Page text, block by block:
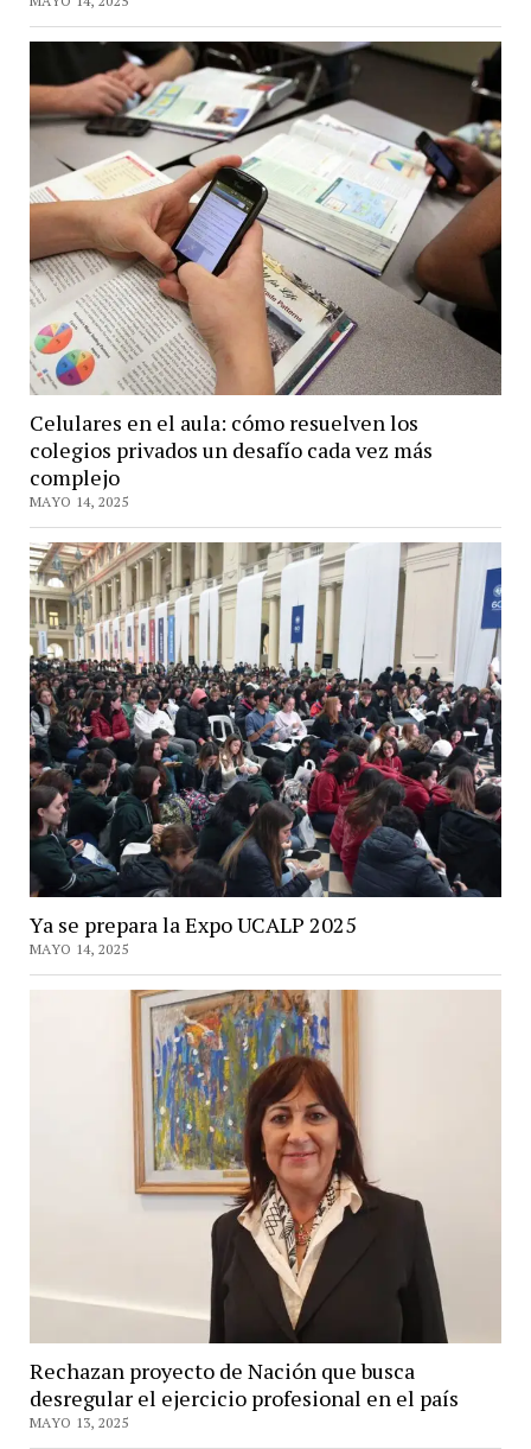
Celulares en el aula: cómo resuelven los
colegios privados un desafío cada vez más
complejo
MAYO 14, 2025
Ya se prepara la Expo UCALP 2025
MAYO 14, 2025
Rechazan proyecto de Nación que busca
desregular el ejercicio profesional en el país
MAYO 13, 2025